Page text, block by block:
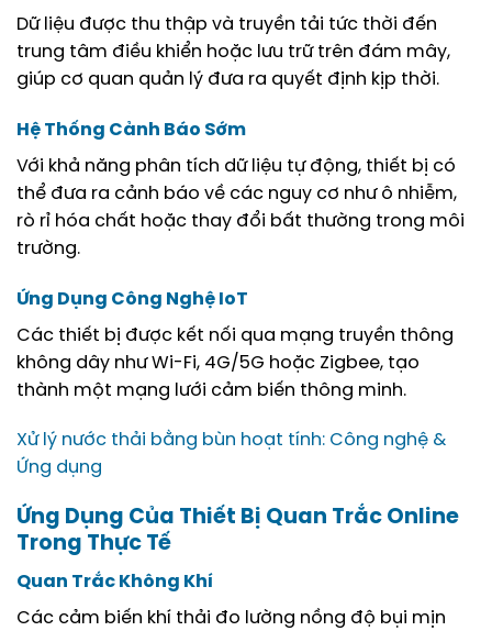
Dữ liệu được thu thập và truyền tải tức thời đến
trung tâm điều khiển hoặc lưu trữ trên đám mây,
giúp cơ quan quản lý đưa ra quyết định kịp thời.
Hệ Thống Cảnh Báo Sớm
Với khả năng phân tích dữ liệu tự động, thiết bị có
thể đưa ra cảnh báo về các nguy cơ như ô nhiễm,
rò rỉ hóa chất hoặc thay đổi bất thường trong môi
trường.
Ứng Dụng Công Nghệ IoT
Các thiết bị được kết nối qua mạng truyền thông
không dây như Wi-Fi, 4G/5G hoặc Zigbee, tạo
thành một mạng lưới cảm biến thông minh.
Xử lý nước thải bằng bùn hoạt tính: Công nghệ &
Ứng dụng
Ứng Dụng Của Thiết Bị Quan Trắc Online
Trong Thực Tế
Quan Trắc Không Khí
Các cảm biến khí thải đo lường nồng độ bụi mịn